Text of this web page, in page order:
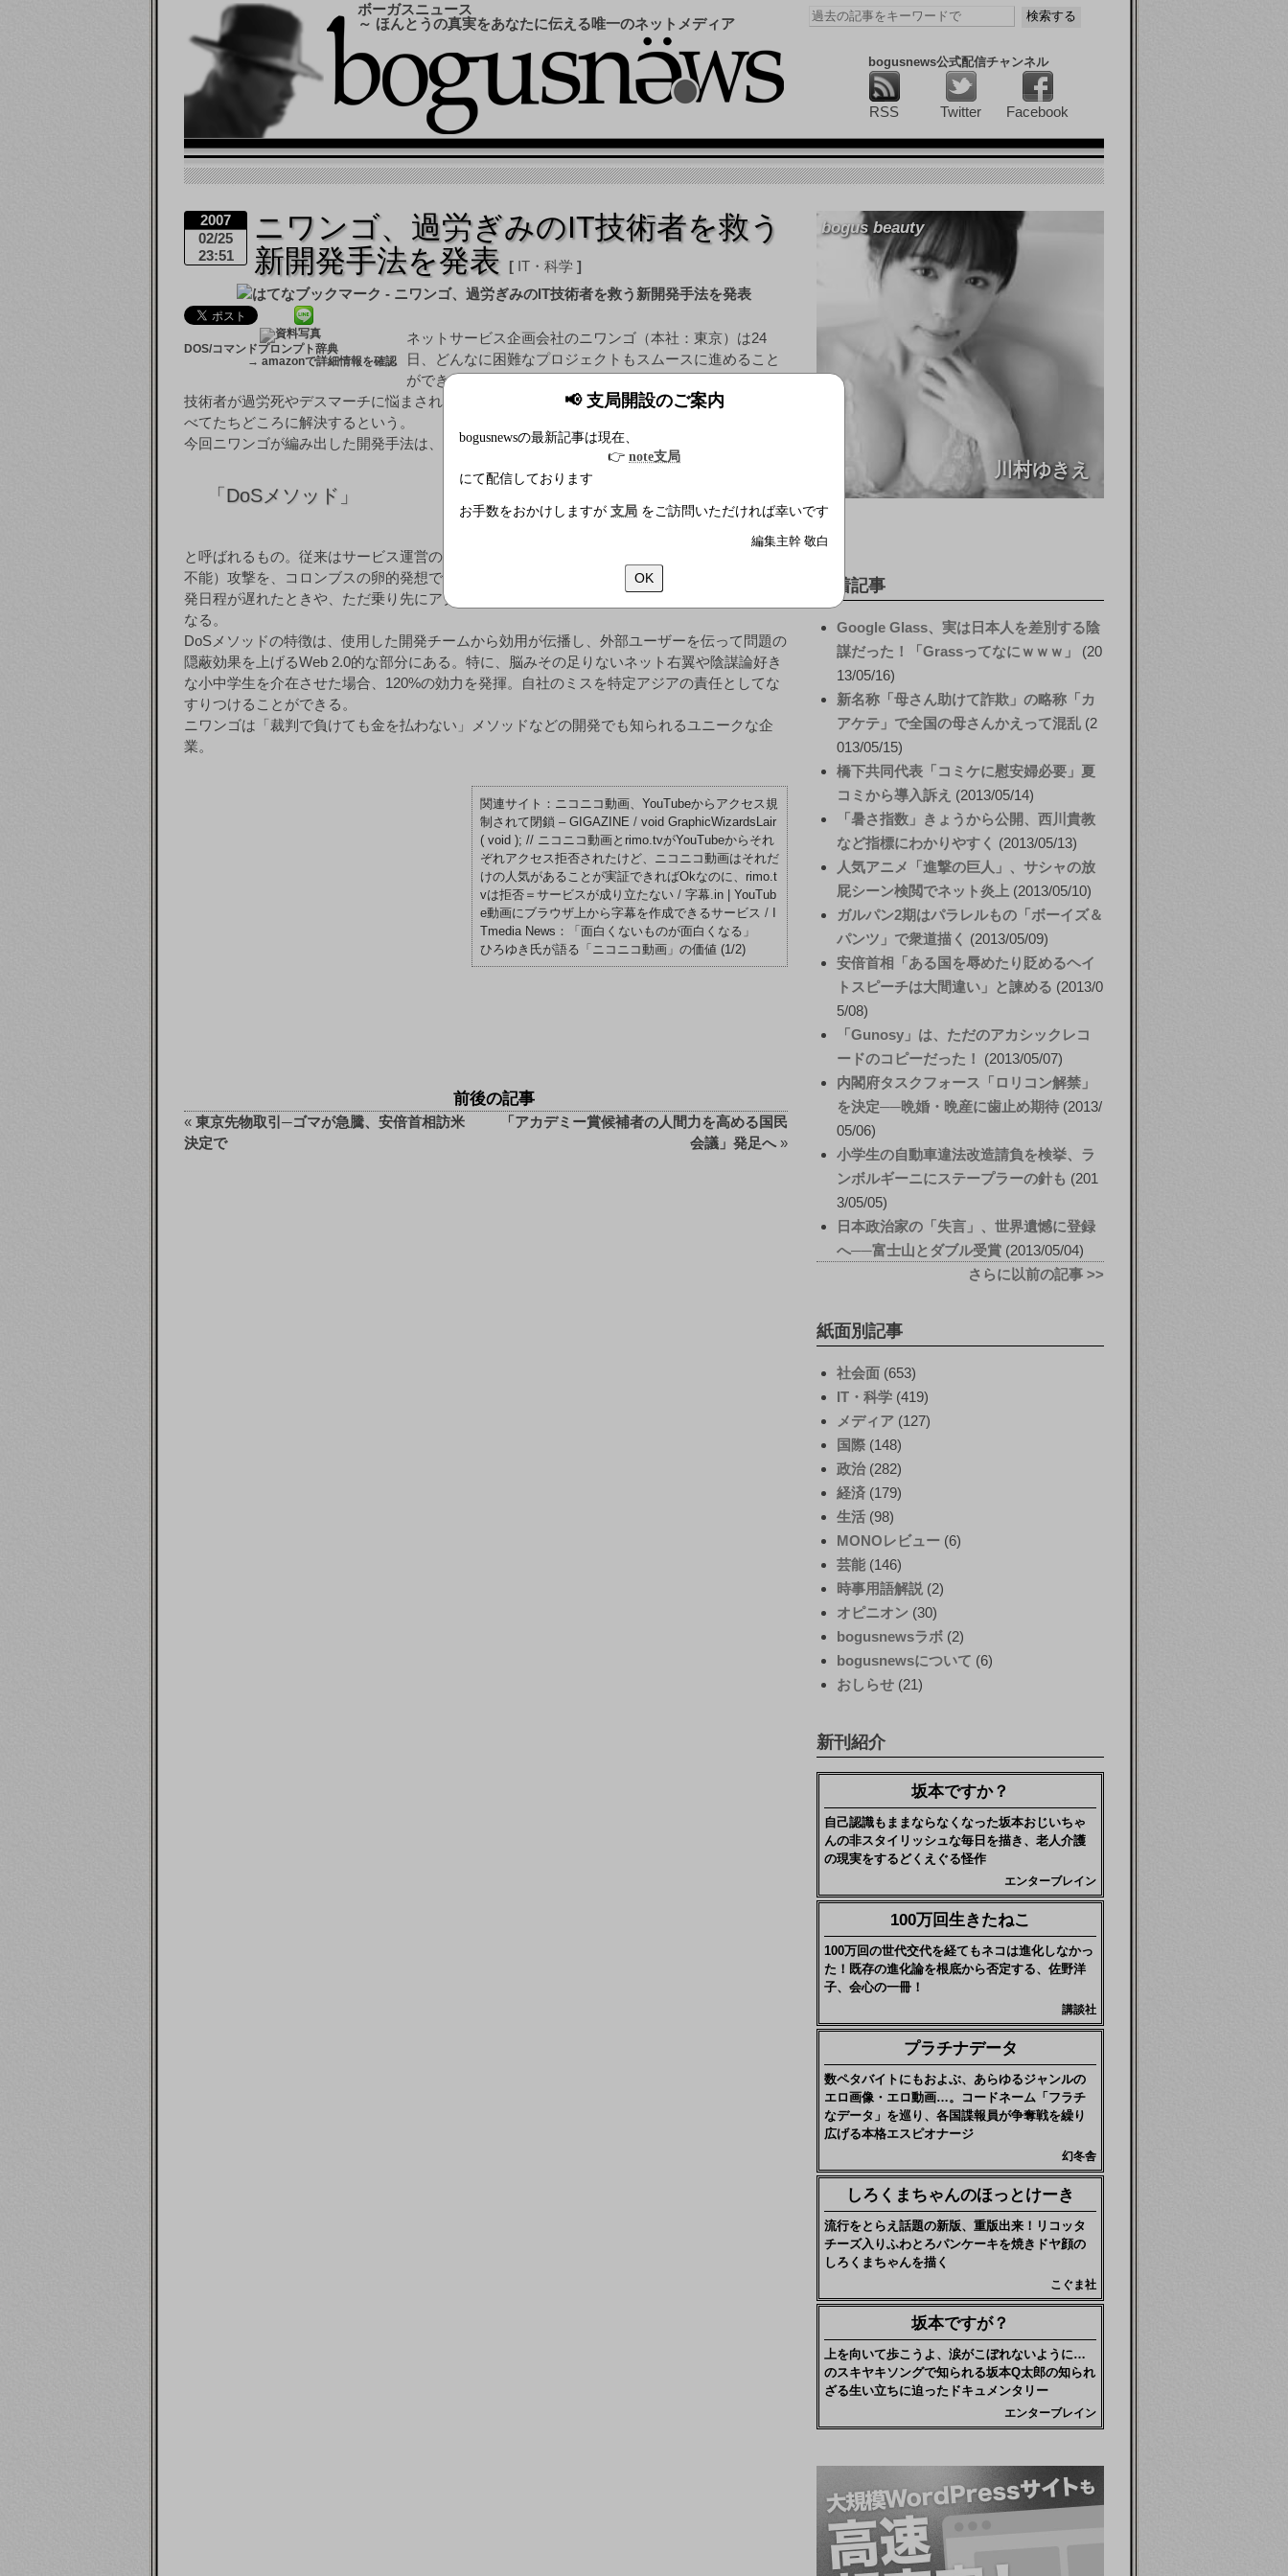
📢 支局開設のご案内
bogusnewsの最新記事は現在、
👉 note支局
にて配信しております
お手数をおかけしますが 支局 をご訪問いただければ幸いです
編集主幹 敬白
OK
ボーガスニュース
～ ほんとうの真実をあなたに伝える唯一のネットメディア
bogusnews公式配信チャンネル
RSS Twitter Facebook
2007
02/25
23:51
ニワンゴ、過労ぎみのIT技術者を救う
新開発手法を発表
IT・科学
DOS/コマンドプロンプト辞典
→ amazonで詳細情報を確認
ネットサービス企画会社のニワンゴ（本社：東京）は24
日、どんなに困難なプロジェクトもスムースに進めること
ができる新たな開発手法の体系化に成功した。IT業界では
技術者が過労死やデスマーチに悩まされがちだが、同社の新手法を用いればこうした困難もす
べてたちどころに解決するという。
今回ニワンゴが編み出した開発手法は、
「 DoSメソッド」
と呼ばれるもの。従来はサービス運営の妨害手段としか捉えられてこなかったDoS（サービス
不能）攻撃を、コロンブスの卵的発想で開発者の利益になるように転用した。これにより、開
発日程が遅れたときや、ただ乗り先にアクセス拒否を受けた際、説得力のある言い訳が可能に
なる。
DoSメソッドの特徴は、使用した開発チームから効用が伝播し、外部ユーザーを伝って問題の
隠蔽効果を上げるWeb 2.0的な部分にある。特に、脳みその足りないネット右翼や陰謀論好き
な小中学生を介在させた場合、120%の効力を発揮。自社のミスを特定アジアの責任としてな
すりつけることができる。
ニワンゴは「裁判で負けても金を払わない」メソッドなどの開発でも知られるユニークな企
業。
ニコニコ動画、YouTubeからアクセス規
制されて閉鎖 – GIGAZINE / void GraphicWizardsLair
( void ); // ニコニコ動画とrimo.tvがYouTubeからそれ
ぞれアクセス拒否されたけど、ニコニコ動画はそれだ
けの人気があることが実証できればOkなのに、rimo.t
vは拒否＝サービスが成り立たない / 字幕.in | YouTub
e動画にブラウザ上から字幕を作成できるサービス /
Tmedia News：「面白くないものが面白くなる」
ひろゆき氏が語る「ニコニコ動画」の価値 (1/2)
前後の記事
« 東京先物取引─ゴマが急騰、安倍首相訪米
決定で
「アカデミー賞候補者の人間力を高める国民
会議」発足へ»
bogus beauty
川村ゆきえ
新着記事
Google Glass、実は日本人を差別する陰
謀だった！「Grassってなにｗｗｗ」
20
13/05/16
新名称「母さん助けて詐欺」の略称「カ
アケテ」で全国の母さんかえって混乱 2
013/05/15
橋下共同代表「コミケに慰安婦必要」夏
コミから導入訴え
2013/05/14
「暑さ指数」きょうから公開、西川貴教
など指標にわかりやすく
2013/05/13
人気アニメ「進撃の巨人」、サシャの放
屁シーン検閲でネット炎上
2013/05/10
ガルパン2期はパラレルもの「ボーイズ＆
パンツ」で衆道描く
2013/05/09
安倍首相「ある国を辱めたり貶めるヘイ
トスピーチは大間違い」と諫める
2013/0
5/08
「Gunosy」は、ただのアカシックレコ
ードのコピーだった！
2013/05/07
内閣府タスクフォース「ロリコン解禁」
を決定──晩婚・晩産に歯止め期待 2013/
05/06
小学生の自動車違法改造請負を検挙、ラ
ンボルギーニにステープラーの針も
201
3/05/05
日本政治家の「失言」、世界遺憾に登録
へ──富士山とダブル受賞 2013/05/04
さらに以前の記事 >>
紙面別記事
社会面 (653)
IT・科学 (419)
メディア (127)
国際 (148)
政治(282)
経済 (179)
生活 (98)
MONOレビュー (6)
芸能 (146)
時事用語解説 (2)
オピニオン (30)
bogusnewsラボ (2)
bogusnewsについて (6)
おしらせ (21)
新刊紹介
坂本ですか？
自己認識もままならなくなった坂本おじいちゃ
んの非スタイリッシュな毎日を描き、老人介護
の現実をするどくえぐる怪作
エンターブレイン
100万回生きたねこ
100万回の世代交代を経てもネコは進化しなかっ
た！既存の進化論を根底から否定する、佐野洋
子、会心の一冊！
講談社
プラチナデータ
数ペタバイトにもおよぶ、あらゆるジャンルの
エロ画像・エロ動画…。コードネーム「フラチ
なデータ」を巡り、各国諜報員が争奪戦を繰り
広げる本格エスピオナージ
幻冬舎
しろくまちゃんのほっとけーき
流行をとらえ話題の新版、重版出来！リコッタ
チーズ入りふわとろパンケーキを焼きドヤ顔の
しろくまちゃんを描く
こぐま社
坂本ですが？
上を向いて歩こうよ、涙がこぼれないように…
のスキヤキソングで知られる坂本Q太郎の知られ
ざる生い立ちに迫ったドキュメンタリー
エンターブレイン